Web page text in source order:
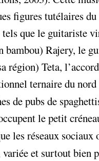
figures tutélaires
que le guitariste
bambou) Rajery, le
région) Teta,
ternaire du
de pubs de
le petit
les réseaux
variée et surtout bien
PALIER 2